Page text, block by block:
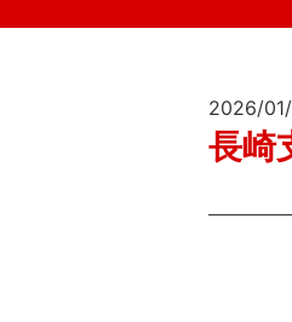
2026/
長崎